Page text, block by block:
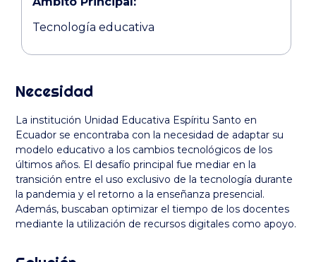
Tecnología educativa
Necesidad
La institución Unidad Educativa Espíritu Santo en
Ecuador se encontraba con la necesidad de adaptar su
modelo educativo a los cambios tecnológicos de los
últimos años. El desafío principal fue mediar en la
transición entre el uso exclusivo de la tecnología durante
la pandemia y el retorno a la enseñanza presencial.
Además, buscaban optimizar el tiempo de los docentes
mediante la utilización de recursos digitales como apoyo.